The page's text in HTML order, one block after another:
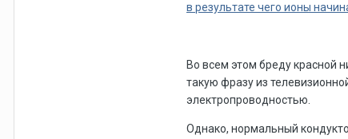
в результате чего ионы
Во всем этом бреду красной
такую фразу из
электропроводностью.
Однако, нормальный